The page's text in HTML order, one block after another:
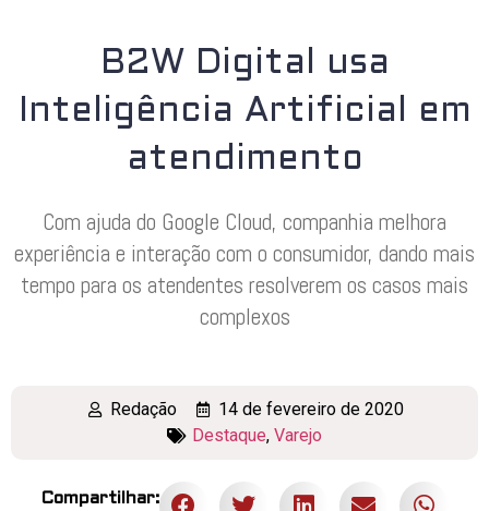
B2W Digital usa
Inteligência Artificial em
atendimento
Com ajuda do Google Cloud, companhia melhora
experiência e interação com o consumidor, dando mais
tempo para os atendentes resolverem os casos mais
complexos
Redação
14 de fevereiro de 2020
Destaque, Varejo
Compartilhar: